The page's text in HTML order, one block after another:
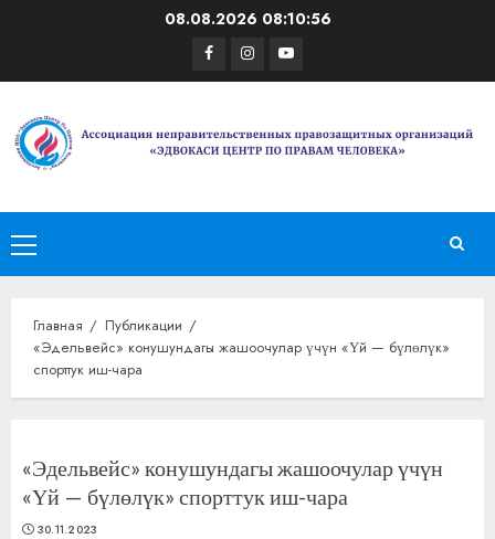
08.08.2026 08:10:56
Facebook
Instagram
Youtube
Основное
меню
Главная
Публикации
«Эдельвейс» конушундагы жашоочулар үчүн «Үй — бүлөлүк»
спорттук иш-чара
«Эдельвейс» конушундагы жашоочулар үчүн
«Үй — бүлөлүк» спорттук иш-чара
30.11.2023